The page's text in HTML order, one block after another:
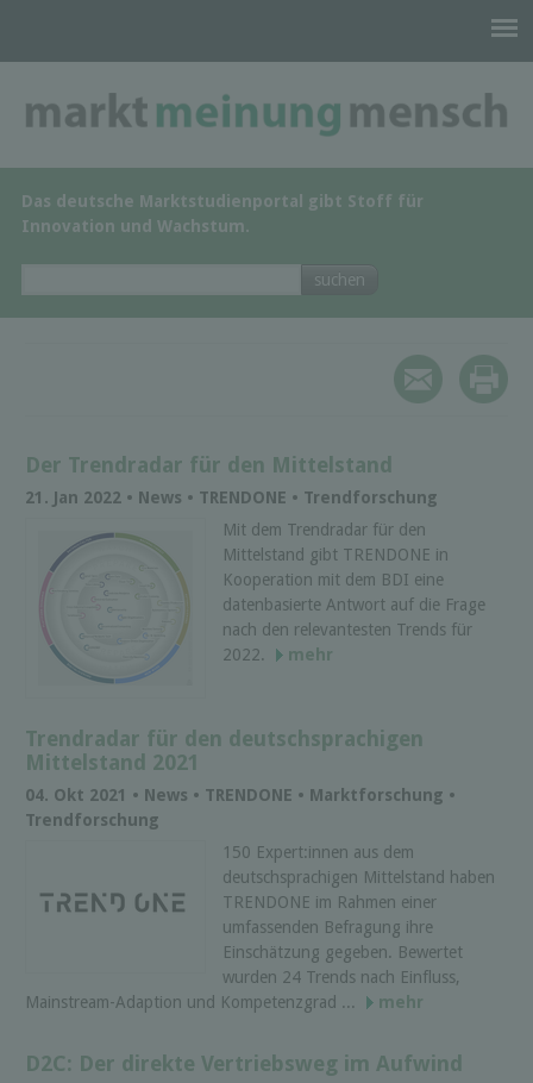
Das deutsche Marktstudienportal gibt Stoff für
Innovation und Wachstum.
Der Trendradar für den Mittelstand
21. Jan 2022 • News • TRENDONE • Trendforschung
Mit dem Trendradar für den
Mittelstand gibt TRENDONE in
Kooperation mit dem BDI eine
datenbasierte Antwort auf die Frage
nach den relevantesten Trends für
2022.
mehr
Trendradar für den deutschsprachigen
Mittelstand 2021
04. Okt 2021 • News • TRENDONE • Marktforschung •
Trendforschung
150 Expert:innen aus dem
deutschsprachigen Mittelstand haben
TRENDONE im Rahmen einer
umfassenden Befragung ihre
Einschätzung gegeben. Bewertet
wurden 24 Trends nach Einfluss,
Mainstream-Adaption und Kompetenzgrad ...
mehr
D2C: Der direkte Vertriebsweg im Aufwind